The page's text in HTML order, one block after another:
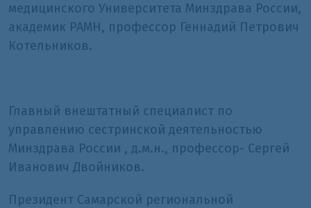
медицинского Университета Минздрава России,
академик РАМН, профессор Геннадий Петрович
Котельников.
Главный внештатный специалист по
управлению сестринской деятельностью
Минздрава России , д.м.н., профессор- Сергей
Иванович Двойников.
Президент Самарской региональной